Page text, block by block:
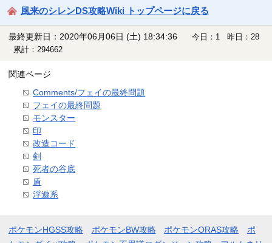
風来のシレンDS攻略Wiki トップページに戻る
最終更新日：2020年06月06日 (土) 18:34:36
今日：1 昨日：28
累計：294662
関連ページ
Comments/フェイの最終問題
フェイの最終問題
モンスター
印
改造コード
剣
死者の谷底
盾
浮遊系
ポケモンHGSS攻略 ポケモンBW攻略 ポケモンORAS攻略
ポ